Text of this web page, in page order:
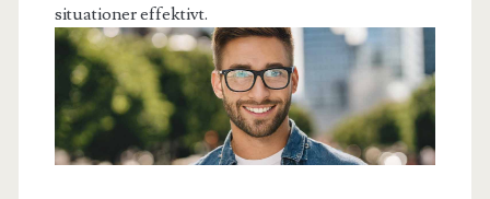
situationer effektivt.